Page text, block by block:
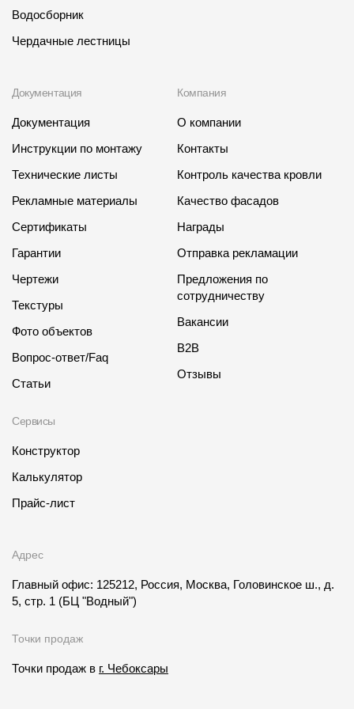
Водосборник
Чердачные лестницы
Документация
Документация
Инструкции по монтажу
Технические листы
Рекламные материалы
Сертификаты
Гарантии
Чертежи
Текстуры
Фото объектов
Вопрос-ответ/Faq
Статьи
Сервисы
Конструктор
Калькулятор
Прайс-лист
Компания
О компании
Контакты
Контроль качества кровли
Качество фасадов
Награды
Отправка рекламации
Предложения по
сотрудничеству
Вакансии
B2B
Отзывы
Адрес
Главный офис: 125212, Россия, Москва, Головинское ш., д.
5, стр. 1 (БЦ "Водный")
Точки продаж
Точки продаж в г. Чебоксары